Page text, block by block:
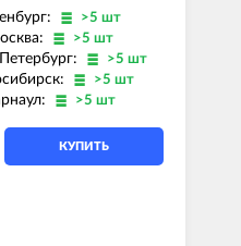
>5 шт
>5 шт
>5 шт
>5 шт
>5 шт
КУПИТЬ